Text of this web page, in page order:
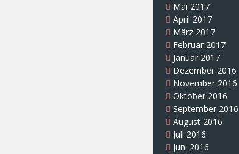
Mai 2017
April 2017
März 2017
Februar 2017
Januar 2017
Dezember 2016
November 2016
Oktober 2016
September 2016
August 2016
Juli 2016
Juni 2016